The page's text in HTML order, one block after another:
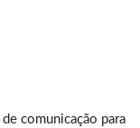
comunicação para